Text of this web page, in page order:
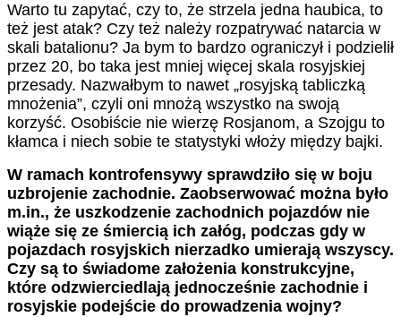
Warto tu zapytać, czy to, że strzela jedna haubica, to
też jest atak? Czy też należy rozpatrywać natarcia w
skali batalionu? Ja bym to bardzo ograniczył i podzielił
przez 20, bo taka jest mniej więcej skala rosyjskiej
przesady. Nazwałbym to nawet „rosyjską tabliczką
mnożenia”, czyli oni mnożą wszystko na swoją
korzyść. Osobiście nie wierzę Rosjanom, a Szojgu to
kłamca i niech sobie te statystyki włoży między bajki.
W ramach kontrofensywy sprawdziło się w boju
uzbrojenie zachodnie. Zaobserwować można było
m.in., że uszkodzenie zachodnich pojazdów nie
wiąże się ze śmiercią ich załóg, podczas gdy w
pojazdach rosyjskich nierzadko umierają wszyscy.
Czy są to świadome założenia konstrukcyjne,
które odzwierciedlają jednocześnie zachodnie i
rosyjskie podejście do prowadzenia wojny?